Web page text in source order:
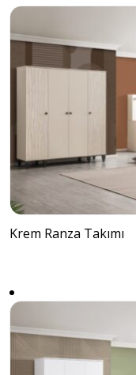
Krem Ranza Takımı